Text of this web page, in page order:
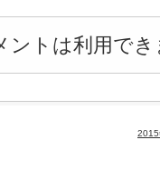
ントは利用で
2015